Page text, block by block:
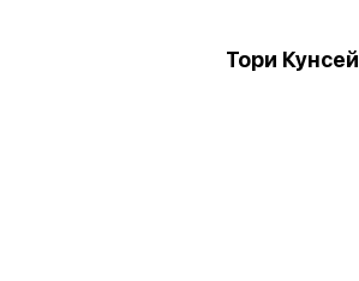
Тори Кунсей